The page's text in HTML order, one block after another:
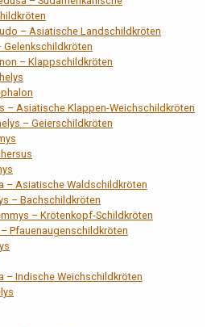
– Asiatische Landschildkröten
Gelenkschildkröten
– Klappschildkröten
– Asiatische Klappen-Weichschildkröten
– Geierschildkröten
– Asiatische Waldschildkröten
– Bachschildkröten
– Krötenkopf-Schildkröten
Pfauenaugenschildkröten
– Indische Weichschildkröten